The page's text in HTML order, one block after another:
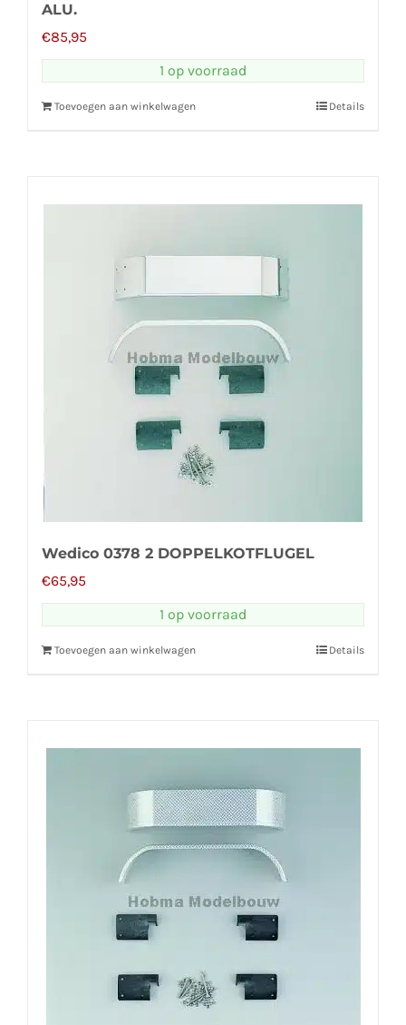
ALU.
€85,95
1 op voorraad
Toevoegen aan winkelwagen Details
Wedico 0378 2 DOPPELKOTFLUGEL
€65,95
1 op voorraad
Toevoegen aan winkelwagen Details